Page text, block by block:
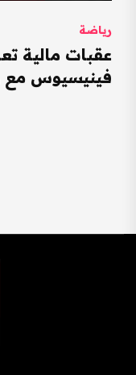
رياضة
عقبات مالية
فينيسيوس مع